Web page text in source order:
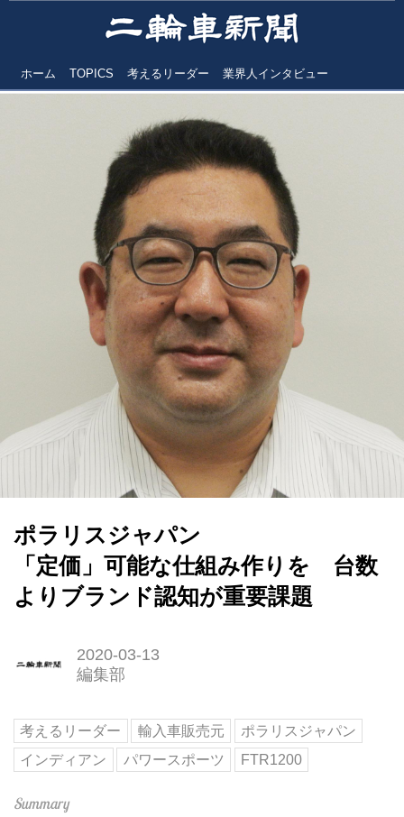
ホーム TOPICS 考えるリーダー 業界人インタビュー
ポラリスジャパン
「定価」可能な仕組み作りを 台数
よりブランド認知が重要課題
2020-03-13
編集部
考えるリーダー 輸入車販売元
ポラリスジャパン
インディアン
パワースポーツ FTR1200